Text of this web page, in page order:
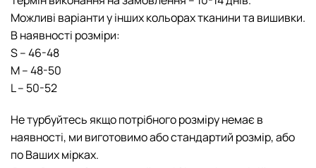
Можливі варіанти у інших кольорах тканини та вишивки.
В наявності розміри:
S – 46-48
М – 48-50
L – 50-52
Не турбуйтесь якщо потрібного розміру немає в
наявності, ми виготовимо або стандартий розмір, або
по Ваших мірках.